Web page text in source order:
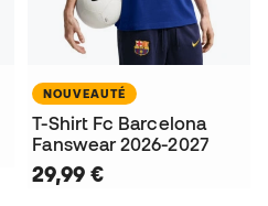
NOUVEAUTÉ
T-Shirt Fc Barcelona
Fanswear 2026-2027
29,99 €